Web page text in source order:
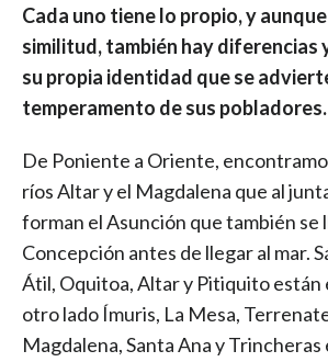
Cada uno tiene lo propio, y
similitud, también hay diferencias
su propia identidad que se
temperamento de sus pobladores.
De Poniente a Oriente,
ríos Altar y el Magdalena que al
forman el Asunción que también se
Concepción antes de llegar al mar.
Átil, Oquitoa, Altar y Pitiquito están
otro lado Ímuris, La Mesa,
Magdalena, Santa Ana y Trincheras